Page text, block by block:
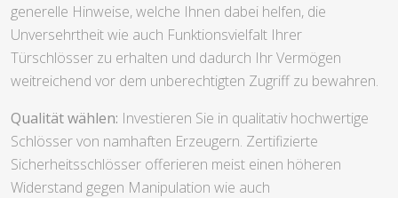
generelle Hinweise, welche Ihnen dabei helfen, die
Unversehrtheit wie auch Funktionsvielfalt Ihrer
Türschlösser zu erhalten und dadurch Ihr Vermögen
weitreichend vor dem unberechtigten Zugriff zu bewahren.
Qualität wählen: Investieren Sie in qualitativ hochwertige
Schlösser von namhaften Erzeugern. Zertifizierte
Sicherheitsschlösser offerieren meist einen höheren
Widerstand gegen Manipulation wie auch